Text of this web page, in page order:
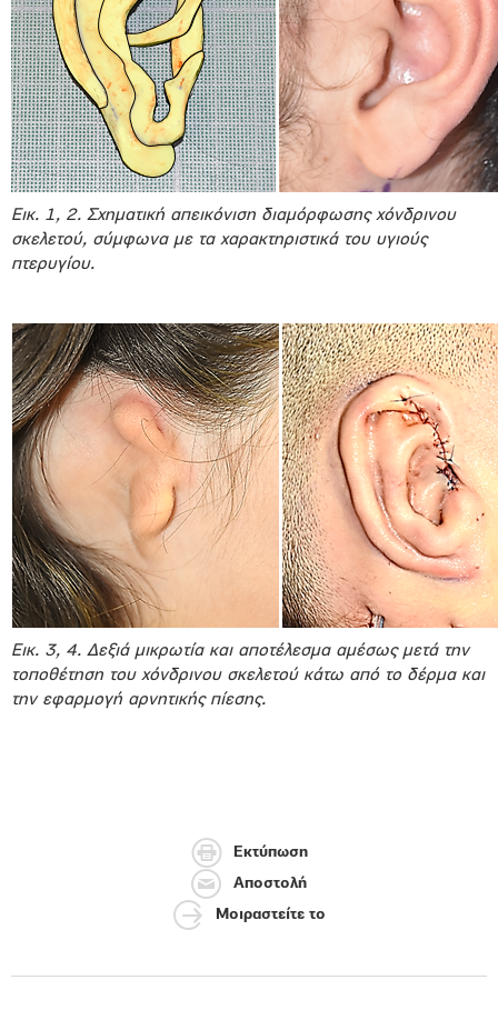
Εικ. 1, 2. Σχηματική απεικόνιση διαμόρφωσης χόνδρινου
σκελετού, σύμφωνα με τα χαρακτηριστικά του υγιούς
πτερυγίου.
Εικ. 3, 4. Δεξιά μικρωτία και αποτέλεσμα αμέσως μετά την
τοποθέτηση του χόνδρινου σκελετού κάτω από το δέρμα και
την εφαρμογή αρνητικής πίεσης.
Εκτύπωση
Αποστολή
Μοιραστείτε το